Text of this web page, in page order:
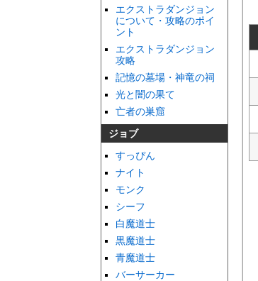
エクストラダンジョン
について・攻略のポイ
ント
エクストラダンジョン
攻略
記憶の墓場・神竜の祠
光と闇の果て
亡者の巣窟
ジョブ
すっぴん
ナイト
モンク
シーフ
白魔道士
黒魔道士
青魔道士
バーサーカー